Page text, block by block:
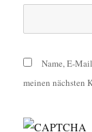
Name, E-
meinen nächsten